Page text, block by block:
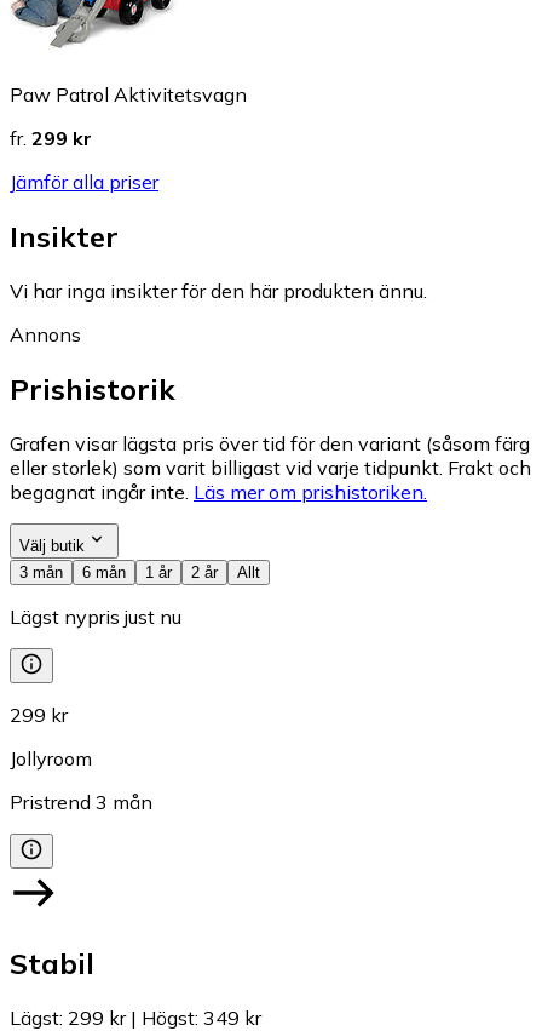
Paw Patrol Aktivitetsvagn
fr. 299 kr
Jämför alla priser
Insikter
Vi har inga insikter för den här produkten ännu.
Annons
Prishistorik
Grafen visar lägsta pris över tid för den variant (såsom färg
eller storlek) som varit billigast vid varje tidpunkt. Frakt och
begagnat ingår inte. Läs mer om prishistoriken.
Välj butik
3 mån
6 mån 1 år 2 år Allt
Lägst nypris just nu
299 kr
Jollyroom
Pristrend 3 mån
Stabil
Lägst: 299 kr| Högst: 349 kr